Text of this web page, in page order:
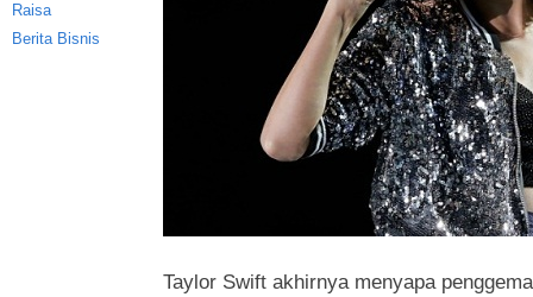
Raisa
Berita Bisnis
Taylor Swift akhirnya menyapa